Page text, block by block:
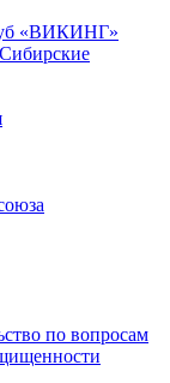
«ВИКИНГ»
по вопросам